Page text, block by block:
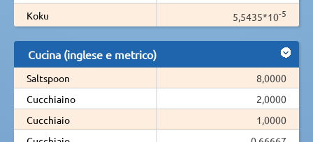
Koku
5,5435*10-5
Cucina (inglese e metrico)
Saltspoon
8,0000
Cucchiaino
2,0000
Cucchiaio
1,0000